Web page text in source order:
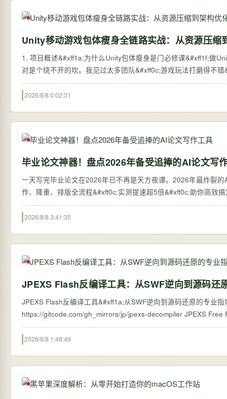
Unity移动游戏包体瘦身全链路实战：从资源压缩
1. 项目概述&#xff1a;为什么Unity包体瘦身是门必修课&#xff1f;做
对是个绕不开的坎。我见过太多团队&#xff0c;游戏玩法打磨得不
2026/8/8 0:02:31
毕业论文神器！盘点2026年备受追捧的AI论文写
一天写完毕业论文在2026年已不再是天方夜谭。2026年最炸裂
作、降重、排版全流程&#xff0c;实测提速超5倍&#xff0c;助你高效
2026/8/8 3:41:35
JPEXS Flash反编译工具：从SWF逆向到源码还
JPEXS Flash反编译工具&#xff1a;从SWF逆向到源码还原的专业指南
https://gitcode.com/
2026/8/8 1:48:49